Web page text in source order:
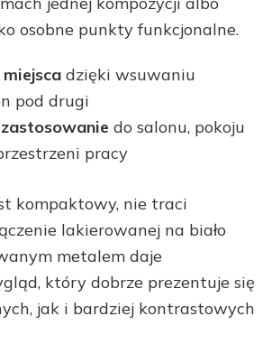
osobne punkty funkcjonalne.
miejsca dzięki wsuwaniu
pod drugi
do salonu, pokoju
pracy
kompaktowy, nie traci
lakierowanej na biało
metalem daje
który dobrze prezentuje się
jak i bardziej kontrastowych